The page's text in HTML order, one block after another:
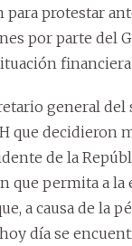
protestar
por parte del
general del
que decidieron
de la
que permita a la
a causa de la
día se